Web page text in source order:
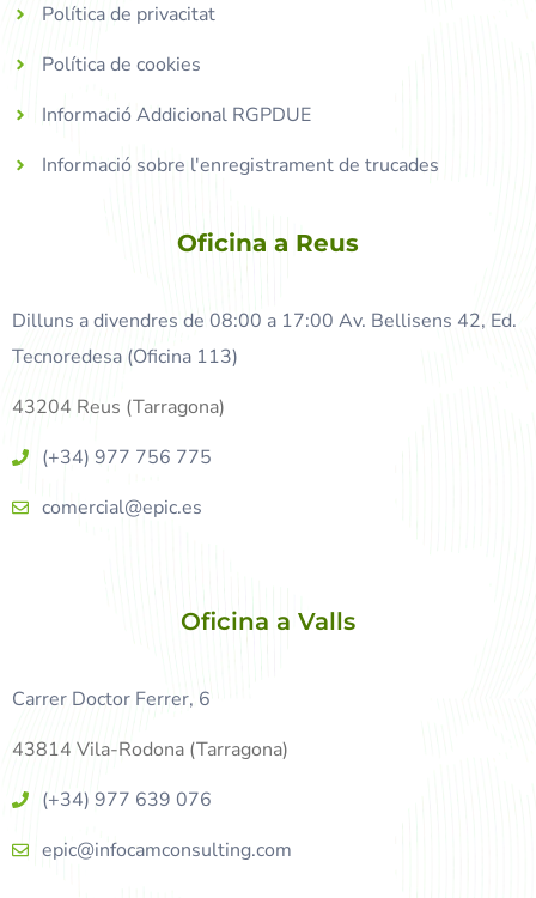
Política de privacitat
Política de cookies
Informació Addicional RGPDUE
Informació sobre l'enregistrament de trucades
Oficina a Reus
Dilluns a divendres de 08:00 a 17:00 Av. Bellisens 42, Ed.
Tecnoredesa (Oficina 113)
43204 Reus (Tarragona)
(+34) 977 756 775
comercial@epic.es
Oficina a Valls
Carrer Doctor Ferrer, 6
43814 Vila-Rodona (Tarragona)
(+34) 977 639 076
epic@infocamconsulting.com